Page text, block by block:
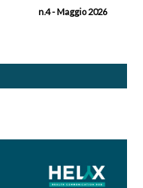
n.4 - Maggio 2026